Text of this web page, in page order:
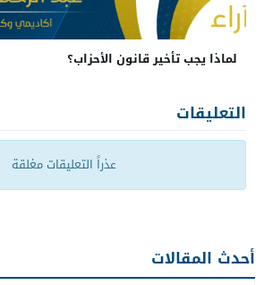
لماذا يجب تأخير قانون الأحزاب؟
التعليقات
عذراً التعليقات مغلقة
أحدث المقالات